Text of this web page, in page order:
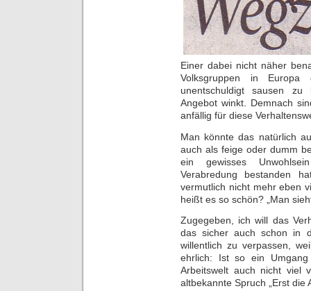
Einer dabei nicht näher
Volksgruppen in
unentschuldigt sausen
Angebot winkt. Demnach
anfällig für diese
Man könnte das natürlich
auch als feige oder dumm
ein gewisses
Verabredung bestanden
vermutlich nicht mehr eben
heißt es so schön? „Man
Zugegeben, ich will das
das sicher auch schon in
willentlich zu verpassen,
ehrlich: Ist so ein
Arbeitswelt auch nicht viel
altbekannte Spruch „Erst die